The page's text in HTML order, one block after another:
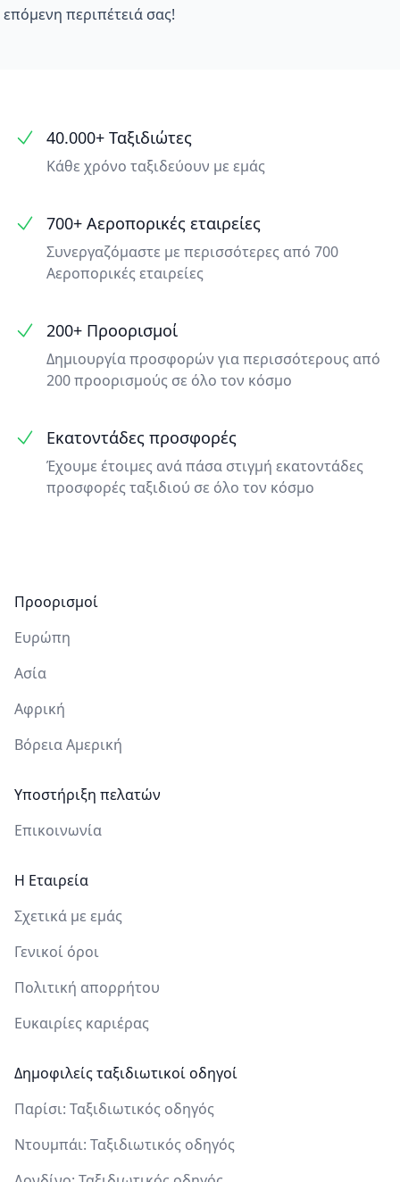
επόμενη περιπέτειά σας!
40.000+ Ταξιδιώτες
Κάθε χρόνο ταξιδεύουν με εμάς
700+ Αεροπορικές εταιρείες
Συνεργαζόμαστε με περισσότερες από 700
Αεροπορικές εταιρείες
200+ Προορισμοί
Δημιουργία προσφορών για περισσότερους από
200 προορισμούς σε όλο τον κόσμο
Εκατοντάδες προσφορές
Έχουμε έτοιμες ανά πάσα στιγμή εκατοντάδες
προσφορές ταξιδιού σε όλο τον κόσμο
Προορισμοί
Ευρώπη
Ασία
Αφρική
Βόρεια Αμερική
Υποστήριξη πελατών
Επικοινωνία
Η Εταιρεία
Σχετικά με εμάς
Γενικοί όροι
Πολιτική απορρήτου
Ευκαιρίες καριέρας
Δημοφιλείς ταξιδιωτικοί οδηγοί
Παρίσι: Ταξιδιωτικός οδηγός
Ντουμπάι: Ταξιδιωτικός οδηγός